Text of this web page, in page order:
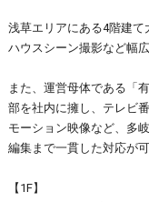
浅草エリアにある4階建
ハウスシーン撮影など幅
また、運営母体である「
部を社内に擁し、テレビ
モーション映像など、多
編集まで一貫した対応が
【1F】